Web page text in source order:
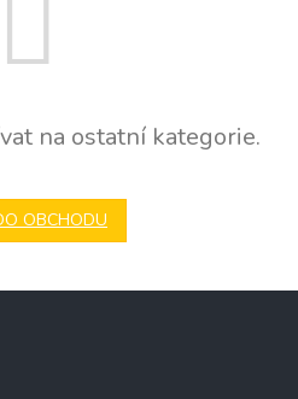
na ostatní kategorie.
OBCHODU